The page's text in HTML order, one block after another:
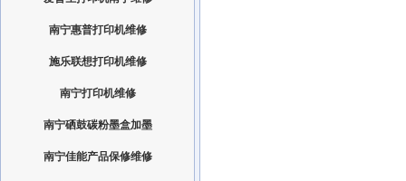
南宁惠普打印机维修
施乐联想打印机维修
南宁打印机维修
南宁硒鼓碳粉墨盒加墨
南宁佳能产品保修维修